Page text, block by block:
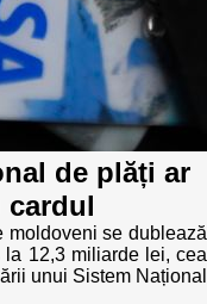
de plăți ar
cardul
moldoveni se dublează
12,3 miliarde lei, cea
unui Sistem Național